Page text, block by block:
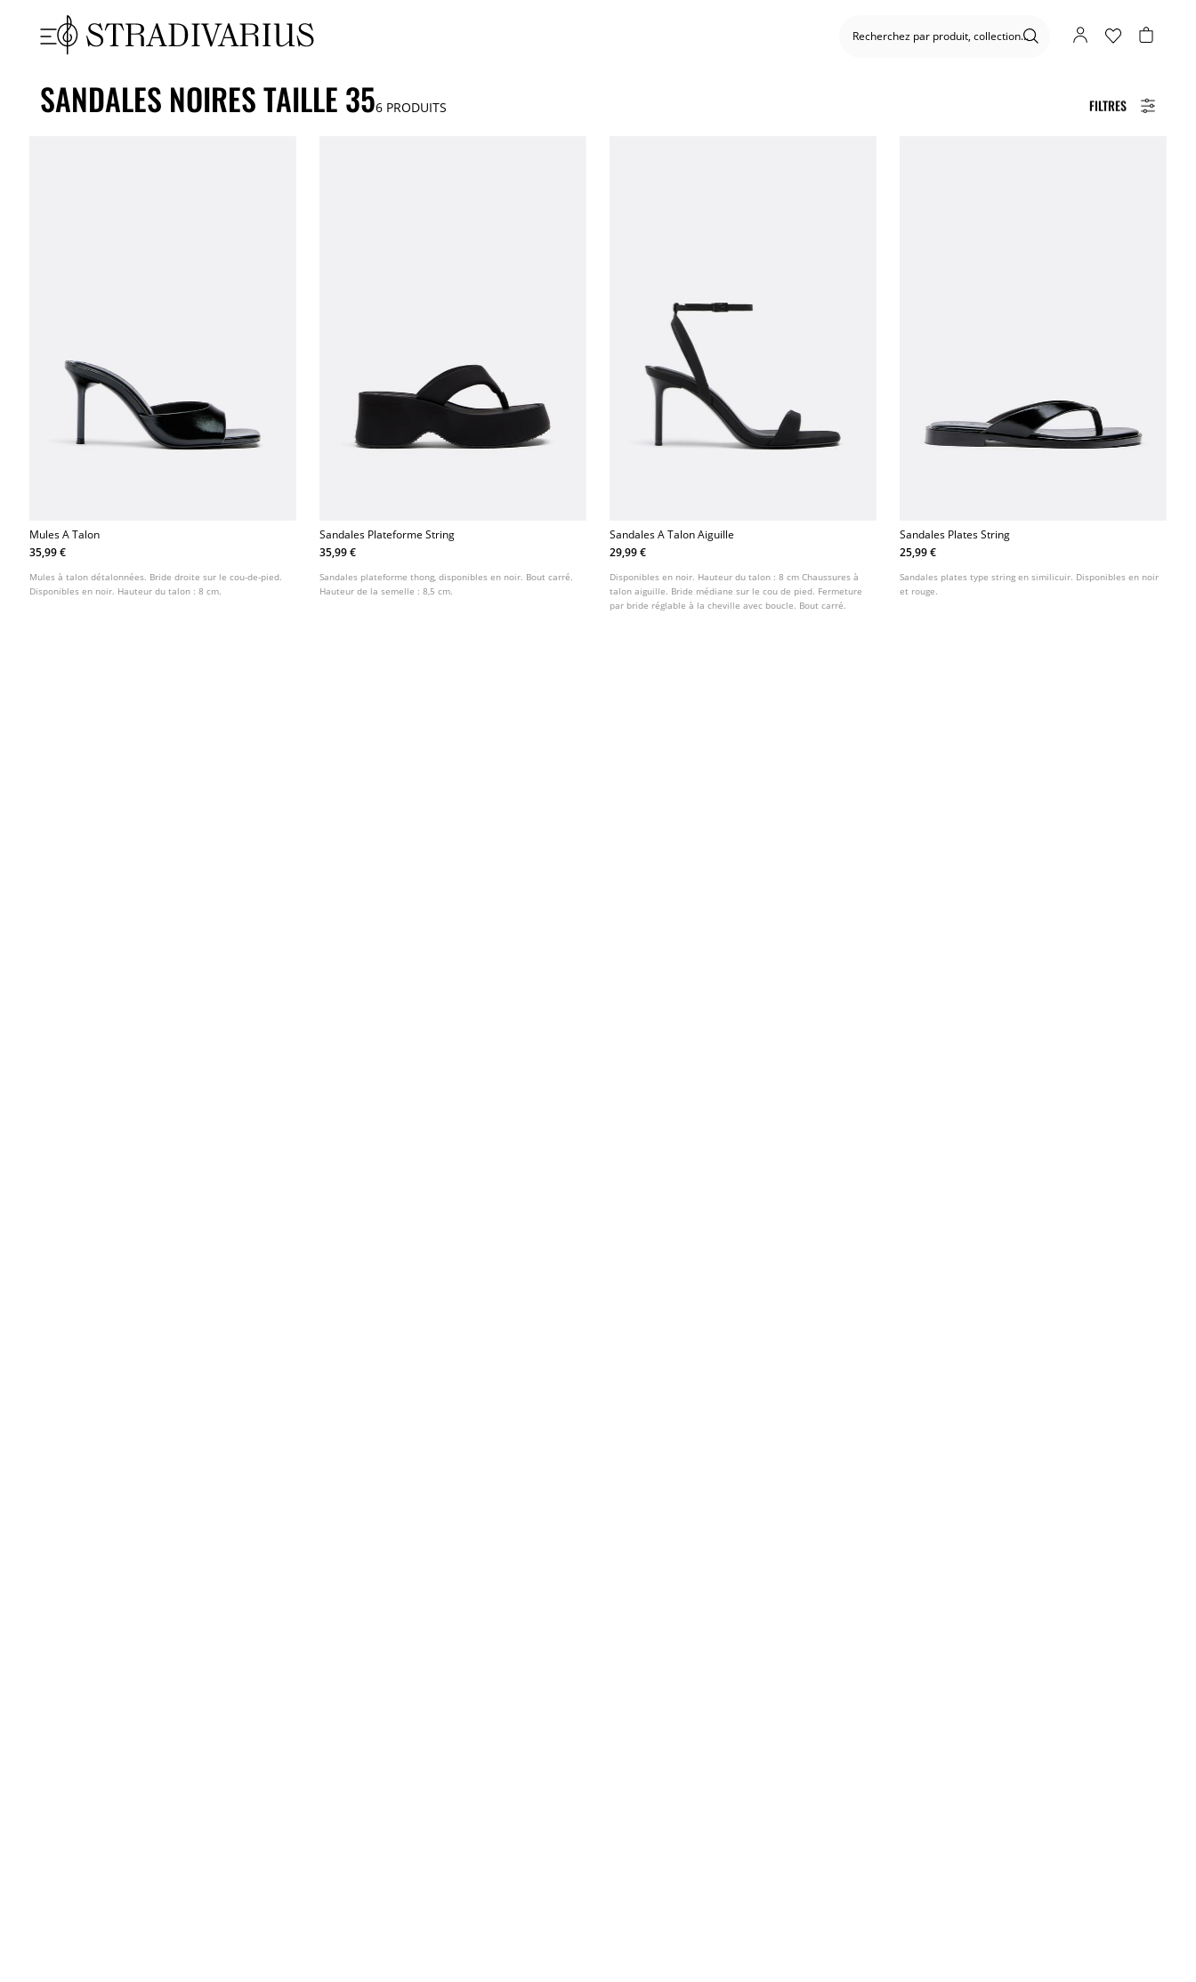
FILTRES
SANDALES NOIRES TAILLE 356 PRODUITS
Mules A Talon
35,99 €
Mules à talon détalonnées. Bride droite sur le cou-de-pied.
Disponibles en noir. Hauteur du talon : 8 cm.
Sandales Plateforme String
35,99 €
Sandales plateforme thong, disponibles en noir. Bout carré.
Hauteur de la semelle : 8,5 cm.
Sandales A Talon Aiguille
29,99 €
Disponibles en noir. Hauteur du talon : 8 cm Chaussures à
talon aiguille. Bride médiane sur le cou de pied. Fermeture
par bride réglable à la cheville avec boucle. Bout carré.
Sandales Plates String
25,99 €
Sandales plates type string en similicuir. Disponibles en noir
et rouge.